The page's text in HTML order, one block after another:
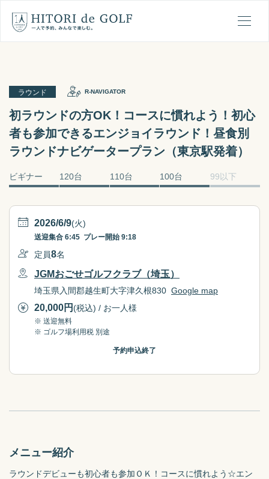
ラウンド R-NAVIGATOR
初ラウンドの方OK！コースに慣れよう！初心
者も参加できるエンジョイラウンド！昼食別
ラウンドナビゲータープラン（東京駅発着）
ビギナー 120台 110台 100台 99以下
2026/6/9(火)
送迎集合 6:45 プレー開始 9:18
定員8名
JGMおごせゴルフクラブ（埼玉）
埼玉県入間郡越生町大字津久根830 Google map
20,000円(税込) / お一人様
※ 送迎無料
※ ゴルフ場利用税 別途
予約申込終了
メニュー紹介
ラウンドデビューも初心者も参加ＯＫ！コースに慣れよう☆エン